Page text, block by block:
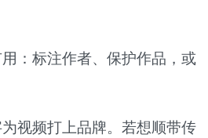
：标注作者、保护作品，或
视频打上品牌。若想顺带传